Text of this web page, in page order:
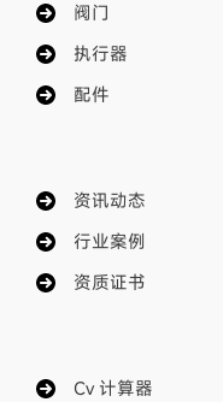
阀门
执行器
配件
资讯动态
行业案例
资质证书
Cv 计算器